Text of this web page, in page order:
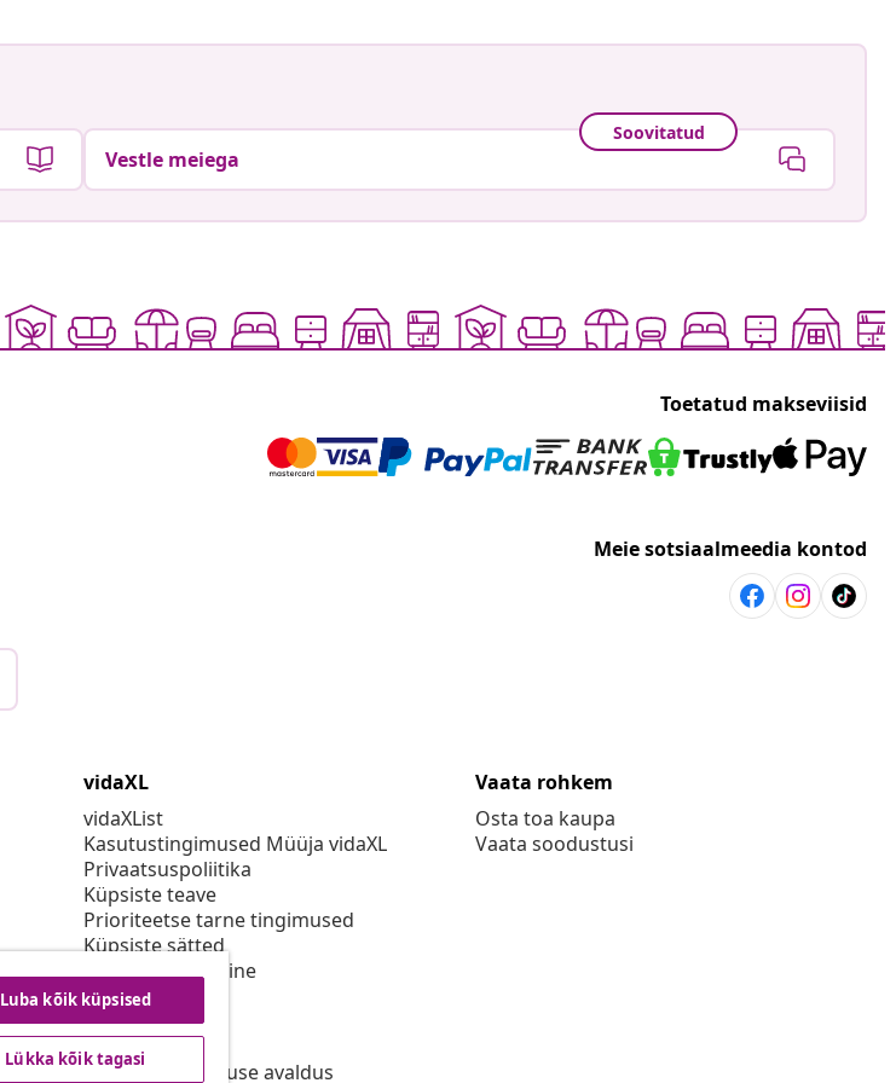
Soovitatud
Vestle meiega
Toetatud makseviisid
Meie sotsiaalmeedia kontod
vidaXL
vidaXList
Kasutustingimused Müüja vidaXL
Privaatsuspoliitika
Küpsiste teave
Prioriteetse tarne tingimused
Küpsiste sätted
vidaXLis töötamine
Turvalisus
Eli vastutav isik
EPR poliitika
Juurdepääsetavuse avaldus
Vaata rohkem
Osta toa kaupa
Vaata soodustusi
Luba kõik küpsised
Lükka kõik tagasi